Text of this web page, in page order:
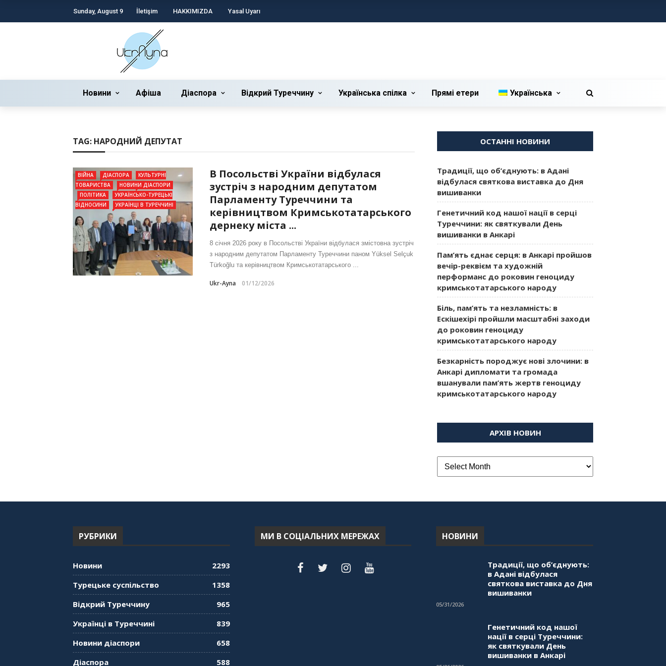
Sunday, August 9 İletişim HAKKIMIZDA Yasal Uyarı
Новини Афіша Діаспора Відкрий Туреччину Українська cпілка Прямі етери Українська
TAG: НАРОДНИЙ ДЕПУТАТ
ВІЙНА ДІАСПОРА
КУЛЬТУРНІ
ТОВАРИСТВА
НОВИНИ ДІАСПОРИ
ПОЛІТИКА
УКРАЇНСЬКО-ТУРЕЦЬКІ
ВІДНОСИНИ
УКРАЇНЦІ В ТУРЕЧЧИНІ
В Посольстві України відбулася
зустріч з народним депутатом
Парламенту Туреччини та
керівництвом Кримськотатарського
дернеку міста ...
8 січня 2026 року в Посольстві України відбулася змістовна зустріч
з народним депутатом Парламенту Туреччини паном Yüksel Selçuk
Türkoğlu та керівництвом Кримськотатарського ...
Ukr-Ayna 01/12/2026
ОСТАННІ НОВИНИ
Традиції, що об’єднують: в Адані
відбулася святкова виставка до Дня
вишиванки
Генетичний код нашої нації в серці
Туреччини: як святкували День
вишиванки в Анкарі
Пам’ять єднає серця: в Анкарі пройшов
вечір-реквієм та художній
перформанс до роковин геноциду
кримськотатарського народу
Біль, пам’ять та незламність: в
Ескішехірі пройшли масштабні заходи
до роковин геноциду
кримськотатарського народу
Безкарність породжує нові злочини: в
Анкарі дипломати та громада
вшанували пам’ять жертв геноциду
кримськотатарського народу
АРХІВ НОВИН
РУБРИКИ
Новини
2293
Турецьке суспільство
1358
Відкрий Туреччину
965
Українці в Туреччині
839
Новини діаспори
658
Діаспора
588
МИ В СОЦІАЛЬНИХ МЕРЕЖАХ НОВИНИ
Традиції, що об’єднують:
в Адані відбулася
святкова виставка до Дня
вишиванки
05/31/2026
Генетичний код нашої
нації в серці Туреччини:
як святкували День
вишиванки в Анкарі